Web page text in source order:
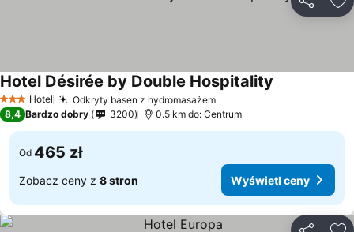
3 Kategoria
Hotel Odkryty basen z hydromasażemWyświetl ceny
Hotel Désirée by Double Hospitality
8,4 Bardzo dobry 3200 0.5 km do: Centrum
Od 465 zł
Zobacz ceny z 8 stron Wyświetl ceny